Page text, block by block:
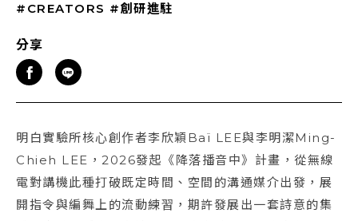
#CREATORS #創研進駐
分享
明白實驗所核心創作者李欣穎Baï LEE與李明潔Ming-
Chieh LEE，2026發起《降落播音中》計畫，從無線
電對講機此種打破既定時間、空間的溝通媒介出發，展
開指令與編舞上的流動練習，期許發展出一套詩意的集